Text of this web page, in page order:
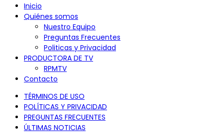
Inicio
Quiénes somos
Nuestro Equipo
Preguntas Frecuentes
Politicas y Privacidad
PRODUCTORA DE TV
RPMTV
Contacto
TÉRMINOS DE USO
POLÍTICAS Y PRIVACIDAD
PREGUNTAS FRECUENTES
ÚLTIMAS NOTICIAS